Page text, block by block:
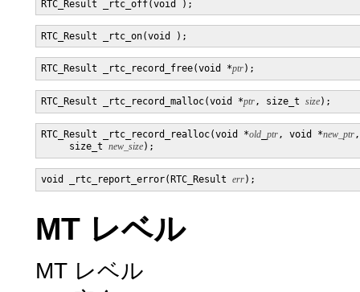
RTC_Result _rtc_record_free(void *ptr
RTC_Result _rtc_record_malloc(void *ptr, size_t size
RTC_Result _rtc_record_realloc(void *old ptr, void *new_ptr,
     size_t
new_size
void _rtc_report_error(RTC_Result err
MT レベル
MT レベル